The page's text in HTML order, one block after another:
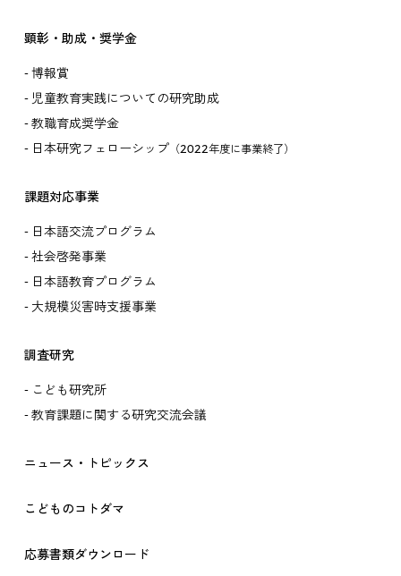
顕彰・助成・奨学金
博報賞
児童教育実践についての研究助成
教職育成奨学金
日本研究フェローシップ（2022年度に事業終了）
課題対応事業
日本語交流プログラム
社会啓発事業
日本語教育プログラム
大規模災害時支援事業
調査研究
こども研究所
教育課題に関する研究交流会議
ニュース・トピックス
こどものコトダマ
応募書類ダウンロード